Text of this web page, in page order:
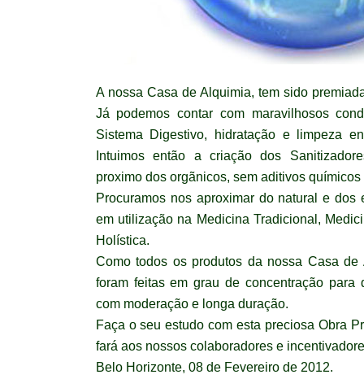
A nossa Casa de Alquimia, tem sido
Já podemos contar com maravilhosos
Sistema Digestivo, hidratação e limpeza
Intuimos então a criação dos
proximo dos orgãnicos, sem aditivos
Procuramos nos aproximar do natural e dos
em utilização na Medicina Tradicional,
Holística.
Como todos os produtos da nossa Casa de
foram feitas em grau de concentração para
com moderação e longa duração.
Faça o seu estudo com esta preciosa Obra
fará aos nossos colaboradores e
Belo Horizonte, 08 de Fevereiro de 2012.